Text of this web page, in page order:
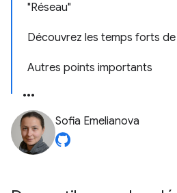
"Réseau"
Découvrez les temps forts
Autres points importants
Sofia Emelianova